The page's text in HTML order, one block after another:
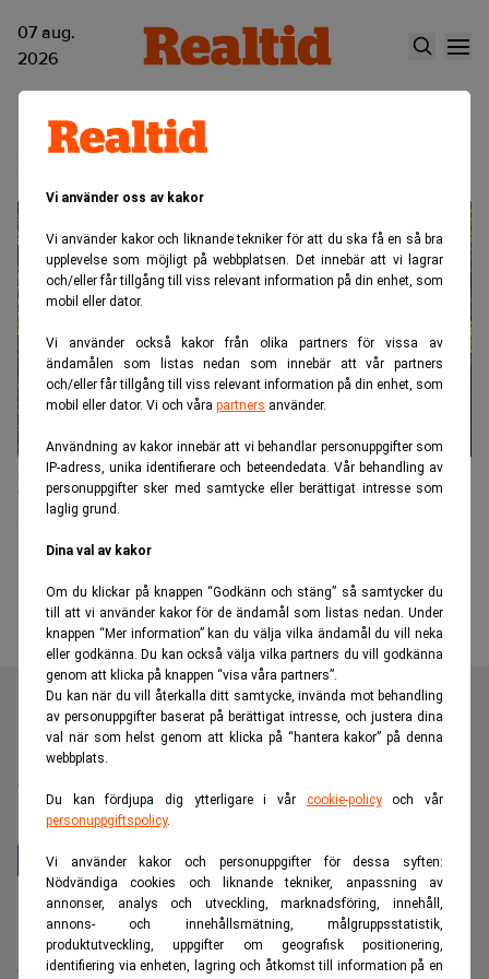
Vi använder oss av kakor
Vi använder kakor och liknande tekniker för att du ska få en så bra
upplevelse som möjligt på webbplatsen. Det innebär att vi lagrar
och/eller får tillgång till viss relevant information på din enhet, som
mobil eller dator.
Vi använder också kakor från olika partners för vissa av
ändamålen som listas nedan som innebär att vår partners
och/eller får tillgång till viss relevant information på din enhet, som
mobil eller dator. Vi och våra partners använder.
Användning av kakor innebär att vi behandlar personuppgifter som
IP-adress, unika identifierare och beteendedata. Vår behandling av
personuppgifter sker med samtycke eller berättigat intresse som
laglig grund.
Dina val av kakor
Om du klickar på knappen “Godkänn och stäng” så samtycker du
till att vi använder kakor för de ändamål som listas nedan. Under
knappen “Mer information” kan du välja vilka ändamål du vill neka
eller godkänna. Du kan också välja vilka partners du vill godkänna
genom att klicka på knappen “visa våra partners”.
Du kan när du vill återkalla ditt samtycke, invända mot behandling
av personuppgifter baserat på berättigat intresse, och justera dina
val när som helst genom att klicka på “hantera kakor” på denna
webbplats.
Du kan fördjupa dig ytterligare i vår cookie-policyoch vår
personuppgiftspolicy.
Vi använder kakor och personuppgifter för dessa syften:
Nödvändiga cookies och liknande tekniker, anpassning av
annonser, analys och utveckling, marknadsföring, innehåll,
annons- och innehållsmätning, målgruppsstatistik,
produktutveckling, uppgifter om geografisk positionering,
identifiering via enheten, lagring och åtkomst till information på en
07 aug.
2026
Ludvig & Co
Fortsatt stark skogsmarknad i norra
Sverige
Realtid är en oberoende och kostnadsfri nyhetskanal för
dig som vill fördjupa dig inom finans- och
näringslivsnyheter.
Hantera prenumeration
Integritetspolicy för personuppgifter
Cookiepolicy